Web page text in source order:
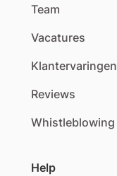
Team
Vacatures
Klantervaringen
Reviews
Whistleblowing
Help